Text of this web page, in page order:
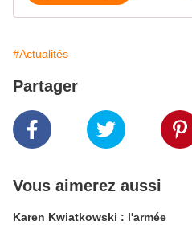
#Actualités
Partager
Vous aimerez aussi
Karen Kwiatkowski : l'armée